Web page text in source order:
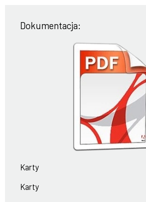
Dokumentacja:
Karty
Karty